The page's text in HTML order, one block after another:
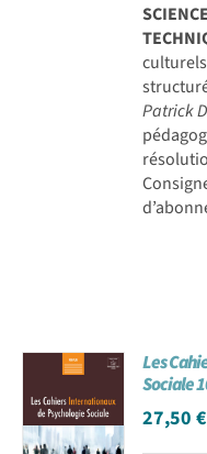
Patrick
Les
Sociale
27,50€